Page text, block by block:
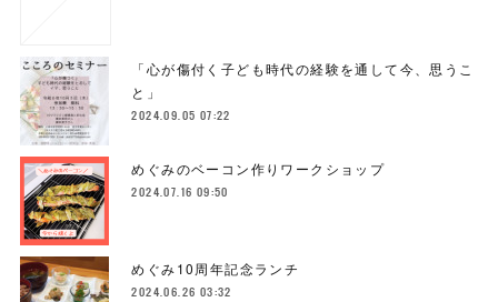
「心が傷付く子ども時代の経験を通して今、思うこ
と」
2024.09.05 07:22
めぐみのベーコン作りワークショップ
2024.07.16 09:50
めぐみ10周年記念ランチ
2024.06.26 03:32